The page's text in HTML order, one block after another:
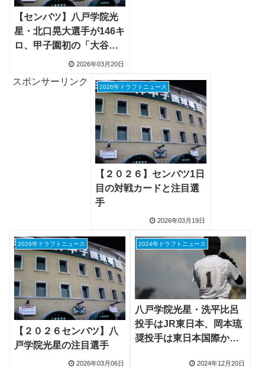
【センバツ】八戸学院光
星・北口晃大選手が146キ
ロ、甲子園初の「大谷ル
ール」で歴史に名を刻む
2026年03月20日
スポンサーリンク
2026年ドラフトニュース
【２０２６】センバツ1日
目の対戦カードと注目選
手
2026年03月19日
2026年ドラフトニュース
【２０２６センバツ】八
戸学院光星の注目選手
2026年03月06日
2024年ドラフトニュース
八戸学院光星・洗平比呂
投手はJR東日本、岡本琉
奨投手は東日本国際から
2024年12月20日